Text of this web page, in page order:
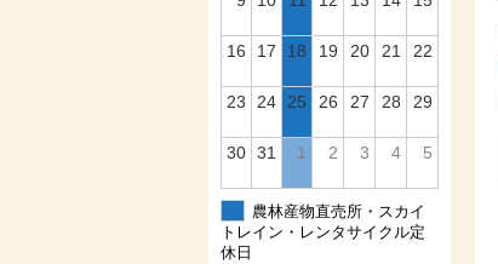
16 17 18 19 20 21 22
23 24 25 26 27 28 29
30 31 1 2 3 4 5
農林産物直売所・スカイ
トレイン・レンタサイクル定
休日